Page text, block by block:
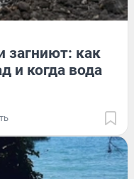
загниют: как
и когда вода